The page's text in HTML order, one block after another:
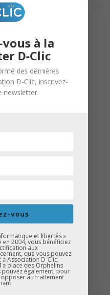
D-Clic Sport
semaine de
au sein du
la
nos jeunes ont pu
sportive et
pour leur
à la
D-Clic
des dernières
D-Clic, inscrivez-
newsletter.
vous
et libertés »
2004, vous bénéficiez
aux
que vous pouvez
Association D-Clic,
place des Orphelins
pouvez également, pour
au traitement